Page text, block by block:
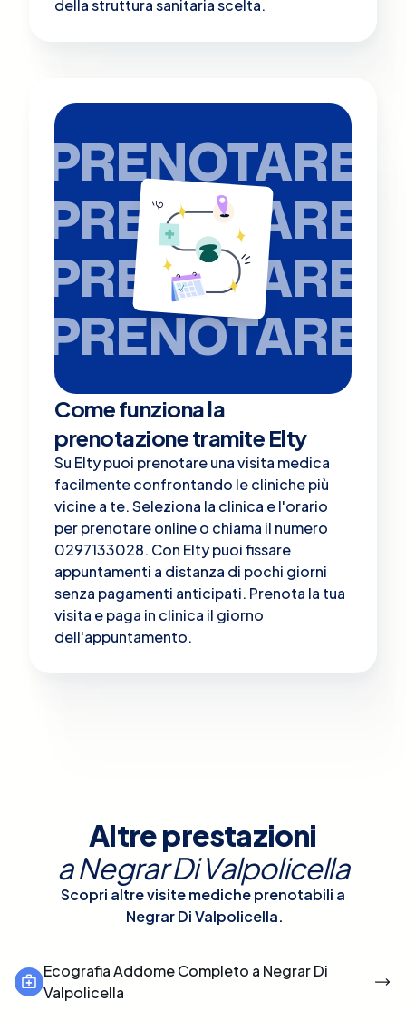
della struttura sanitaria scelta.
PRENOTARE
PRENOTARE
PRENOTARE
PRENOTARE
Come funziona la
prenotazione tramite Elty
Su Elty puoi prenotare una visita medica
facilmente confrontando le cliniche più
vicine a te. Seleziona la clinica e l'orario
per prenotare online o chiama il numero
0297133028. Con Elty puoi fissare
appuntamenti a distanza di pochi giorni
senza pagamenti anticipati. Prenota la tua
visita e paga in clinica il giorno
dell'appuntamento.
Altre prestazioni
aNegrar Di Valpolicella
Scopri altre visite mediche prenotabili a
Negrar Di Valpolicella.
Ecografia Addome Completo a Negrar Di
Valpolicella